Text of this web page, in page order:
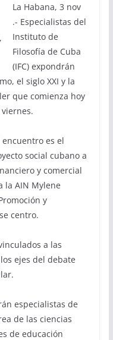
La Habana, 3 nov
.- Especialistas del
Instituto de
Filosofía de Cuba
(IFC) expondrán
el siglo XXI y la
que comienza hoy
es el
social cubano a
y comercial
la AIN Mylene
y
centro.
a las
ejes del debate
especialistas de
de las ciencias
de educación